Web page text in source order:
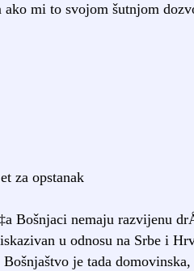
mi to svojom šutnjom
za opstanak
Bošnjaci nemaju razvijenu
u odnosu na Srbe i
je tada